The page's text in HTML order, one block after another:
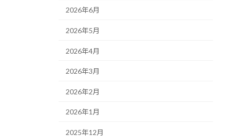
2026年6月
2026年5月
2026年4月
2026年3月
2026年2月
2026年1月
2025年12月